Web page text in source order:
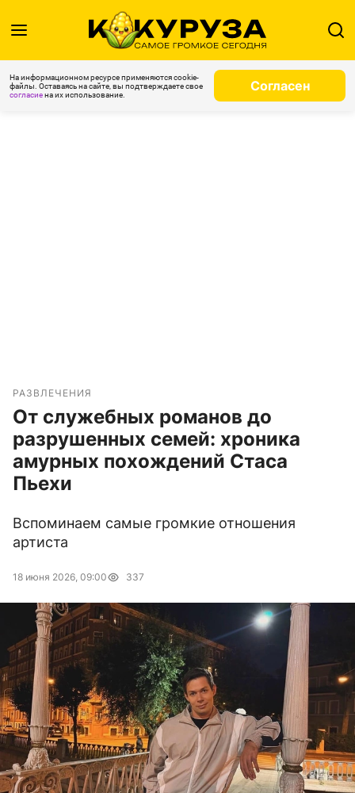
На информационном ресурсе применяются cookie-
файлы. Оставаясь на сайте, вы подтверждаете свое
согласиена их использование.
Согласен
РАЗВЛЕЧЕНИЯ
От служебных романов до
разрушенных семей: хроника
амурных похождений Стаса
Пьехи
Вспоминаем самые громкие отношения
артиста
18 июня 2026, 09:00 337